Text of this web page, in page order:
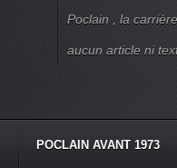
Poclain , la
aucun article ni
POCLAIN AVANT 1973